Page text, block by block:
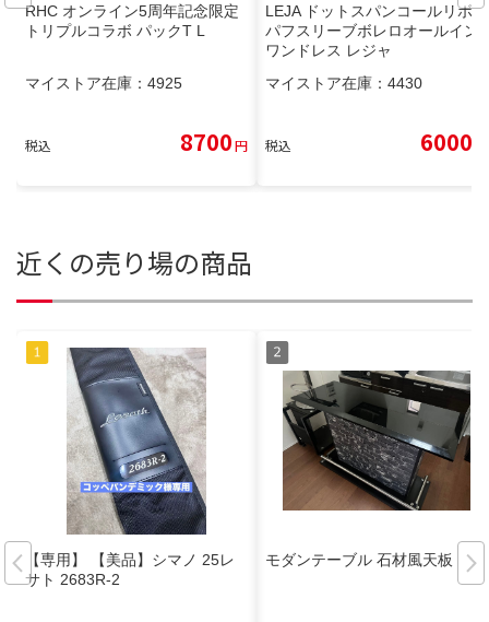
RHC オンライン5周年記念限定
トリプルコラボ パックT L
マイストア在庫： 4925
税込 8700円
LEJA ドットスパンコールリボン
パフスリーブボレロオールイン
ワンドレス レジャ
マイストア在庫： 4430
税込 6000
近くの売り場の商品
【専用】 【美品】シマノ 25レ
サト 2683R-2
モダンテーブル 石材風天板